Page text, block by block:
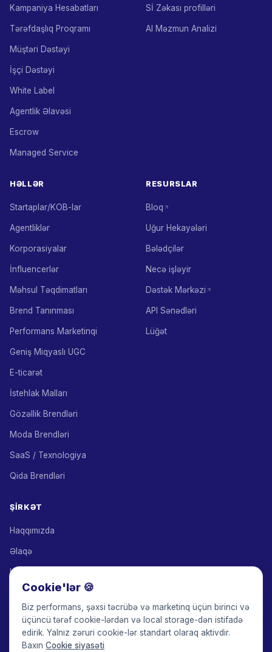
Kampaniya Hesabatları
Tərəfdaşlıq Proqramı
Müştəri Dəstəyi
İşçi Dəstəyi
White Label
Agentlik Əlavəsi
Escrow
Managed Service
Sİ Zəkası profilləri
AI Məzmun Analizi
HƏLLƏR
Startaplar/KOB-lar
Agentliklər
Korporasiyalar
İnfluencerlər
Məhsul Təqdimatları
Brend Tanınması
Performans Marketinqi
Geniş Miqyaslı UGC
E-ticarət
İstehlak Malları
Gözəllik Brendləri
Moda Brendləri
SaaS / Texnologiya
Qida Brendləri
RESURSLAR
Bloq
Uğur Hekayələri
Bələdçilər
Necə işləyir
Dəstək Mərkəzi
API Sənədləri
Lüğət
ŞIRKƏT
Haqqımızda
Əlaqə
Həll Tərəfdaşları
Tərəfdaşlıq Proqramı
Qiymətlər
Keepface for AI
Cookie'lər 🍪
Biz performans, şəxsi təcrübə və marketinq üçün birinci və
üçüncü tərəf cookie-lərdən və local storage-dən istifadə
edirik. Yalnız zəruri cookie-lər standart olaraq aktivdir.
Baxın Cookie siyasəti